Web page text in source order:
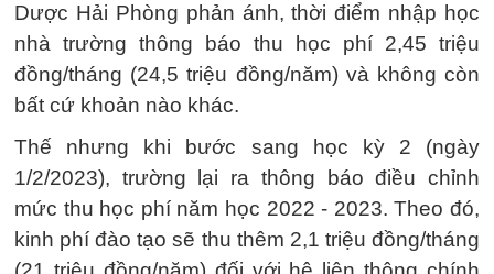
Dược Hải Phòng phản ánh, thời điểm nhập học
nhà trường thông báo thu học phí 2,45 triệu
đồng/tháng (24,5 triệu đồng/năm) và không còn
bất cứ khoản nào khác.
Thế nhưng khi bước sang học kỳ 2 (ngày
1/2/2023), trường lại ra thông báo điều chỉnh
mức thu học phí năm học 2022 - 2023. Theo đó,
kinh phí đào tạo sẽ thu thêm 2,1 triệu đồng/tháng